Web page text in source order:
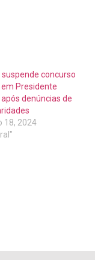
concurso
Presidente
denúncias de
18, 2024